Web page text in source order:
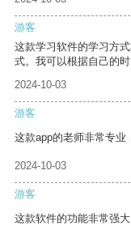
游客
这款学习软件的学习方
式。我可以根据自己的时
2024-10-03
游客
这款app的老师非常专业
2024-10-03
游客
这款软件的功能非常强